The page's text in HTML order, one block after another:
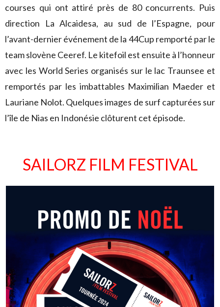
courses qui ont attiré près de 80 concurrents. Puis
direction La Alcaidesa, au sud de l’Espagne, pour
l’avant-dernier événement de la 44Cup remporté par le
team slovène Ceeref. Le kitefoil est ensuite à l’honneur
avec les World Series organisés sur le lac Traunsee et
remportés par les imbattables Maximilian Maeder et
Lauriane Nolot. Quelques images de surf capturées sur
l’île de Nias en Indonésie clôturent cet épisode.
SAILORZ FILM FESTIVAL